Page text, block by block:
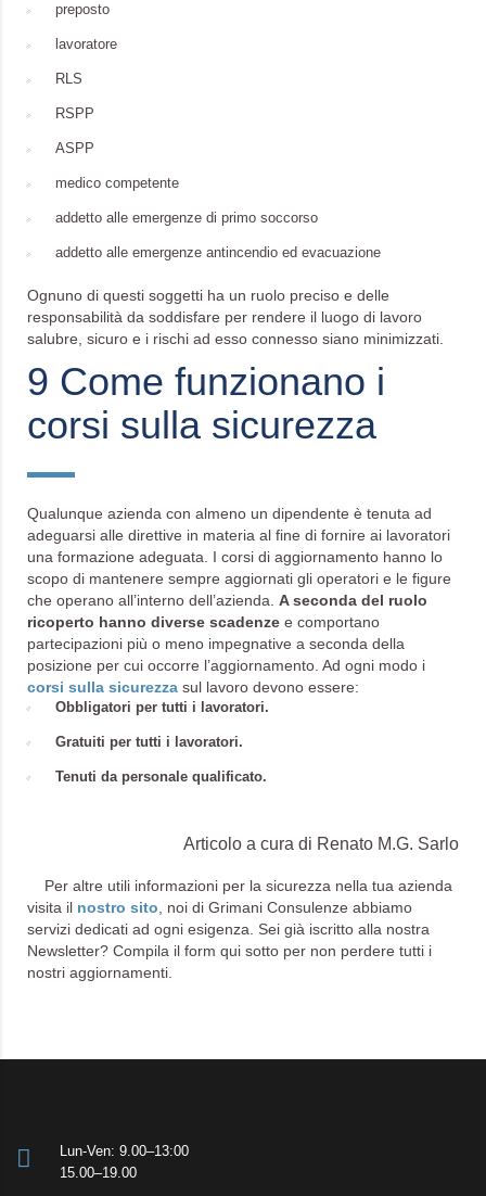
preposto
lavoratore
RLS
RSPP
ASPP
medico competente
addetto alle emergenze di primo soccorso
addetto alle emergenze antincendio ed evacuazione
Ognuno di questi soggetti ha un ruolo preciso e delle
responsabilità da soddisfare per rendere il luogo di lavoro
salubre, sicuro e i rischi ad esso connesso siano minimizzati.
9 Come funzionano i
corsi sulla sicurezza
Qualunque azienda con almeno un dipendente è tenuta ad
adeguarsi alle direttive in materia al fine di fornire ai lavoratori
una formazione adeguata. I corsi di aggiornamento hanno lo
scopo di mantenere sempre aggiornati gli operatori e le figure
che operano all’interno dell’azienda. A seconda del ruolo
ricoperto hanno diverse scadenze e comportano
partecipazioni più o meno impegnative a seconda della
posizione per cui occorre l’aggiornamento. Ad ogni modo i
corsi sulla sicurezza sul lavoro devono essere:
Obbligatori per tutti i lavoratori.
Gratuiti per tutti i lavoratori.
Tenuti da personale qualificato.
Articolo a cura di Renato M.G. Sarlo
Per altre utili informazioni per la sicurezza nella tua azienda
visita il nostro sito , noi di Grimani Consulenze abbiamo
servizi dedicati ad ogni esigenza. Sei già iscritto alla nostra
Newsletter? Compila il form qui sotto per non perdere tutti i
nostri aggiornamenti.
Lun-Ven: 9.00–13:00
15.00–19.00